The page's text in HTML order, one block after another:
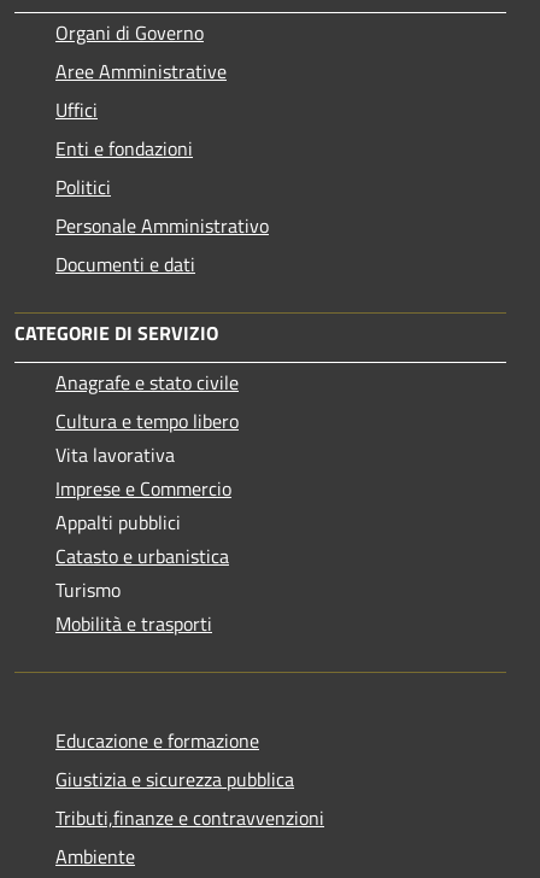
Organi di Governo
Aree Amministrative
Uffici
Enti e fondazioni
Politici
Personale Amministrativo
Documenti e dati
CATEGORIE DI SERVIZIO
Anagrafe e stato civile
Cultura e tempo libero
Vita lavorativa
Imprese e Commercio
Appalti pubblici
Catasto e urbanistica
Turismo
Mobilità e trasporti
Educazione e formazione
Giustizia e sicurezza pubblica
Tributi,finanze e contravvenzioni
Ambiente